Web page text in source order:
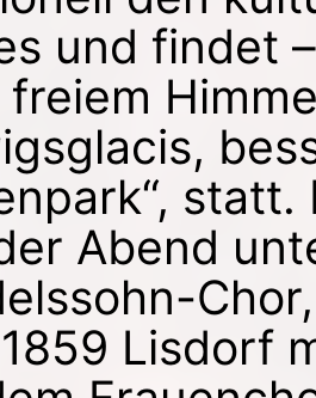
und findet
Abend
Lisdorf